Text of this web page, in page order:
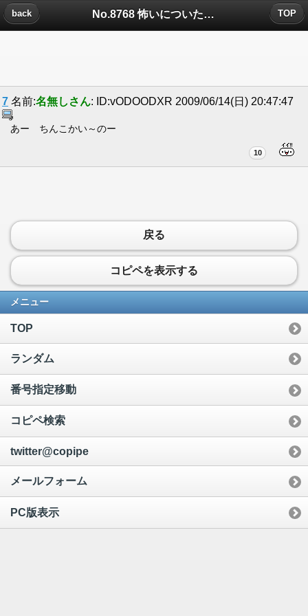
No.8768 怖いについたコメント
back TOP
7 名前:名無しさん: ID:vODOODXR 2009/06/14(日) 20:47:47
あー ちんこかい～のー
10
戻る
コピペを表示する
メニュー
TOP
ランダム
番号指定移動
コピペ検索
twitter@copipe
メールフォーム
PC版表示